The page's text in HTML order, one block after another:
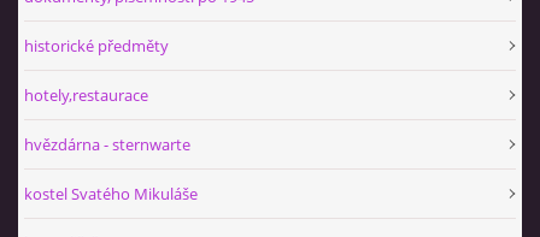
historické předměty
hotely,restaurace
hvězdárna - sternwarte
kostel Svatého Mikuláše